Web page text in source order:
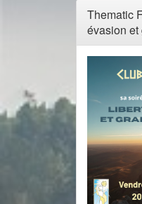
Thematic
évasion